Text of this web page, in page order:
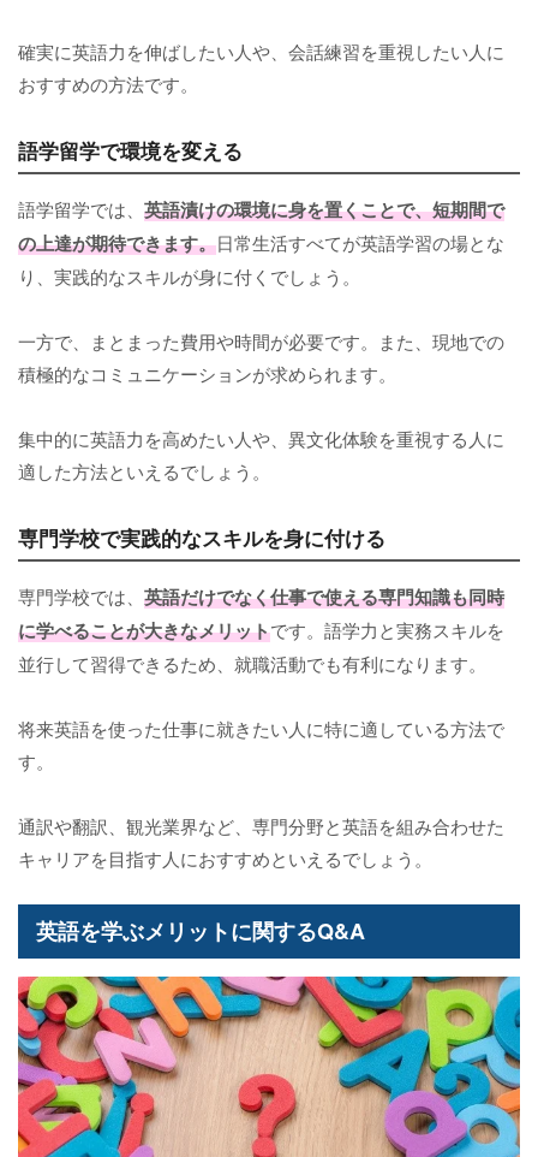
確実に英語力を伸ばしたい人や、会話練習を重視したい人に
おすすめの方法です。
語学留学で環境を変える
語学留学では、 英語漬けの環境に身を置くことで、短期間で
の上達が期待できます。日常生活すべてが英語学習の場とな
り、実践的なスキルが身に付くでしょう。
一方で、まとまった費用や時間が必要です。また、現地での
積極的なコミュニケーションが求められます。
集中的に英語力を高めたい人や、異文化体験を重視する人に
適した方法といえるでしょう。
専門学校で実践的なスキルを身に付ける
専門学校では、 英語だけでなく仕事で使える専門知識も同時
に学べることが大きなメリットです。語学力と実務スキルを
並行して習得できるため、就職活動でも有利になります。
将来英語を使った仕事に就きたい人に特に適している方法で
す。
通訳や翻訳、観光業界など、専門分野と英語を組み合わせた
キャリアを目指す人におすすめといえるでしょう。
英語を学ぶメリットに関するQ&A